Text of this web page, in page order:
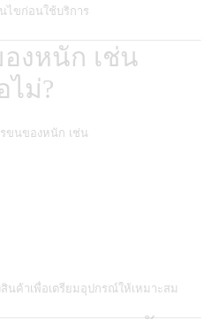
ไขก่อนใช้บริการ
งหนัก เช่น
ไม่?
ขนของหนัก เช่น
ค้าเพื่อเตรียมอุปกรณ์ให้เหมาะสม